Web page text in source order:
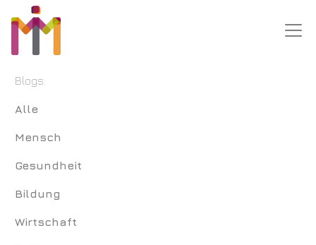
Blogs:
Alle
Mensch
Gesundheit
Bildung
Wirtschaft